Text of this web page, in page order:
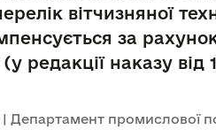
вітчизняної
за
редакції наказу від
| Департамент промислової